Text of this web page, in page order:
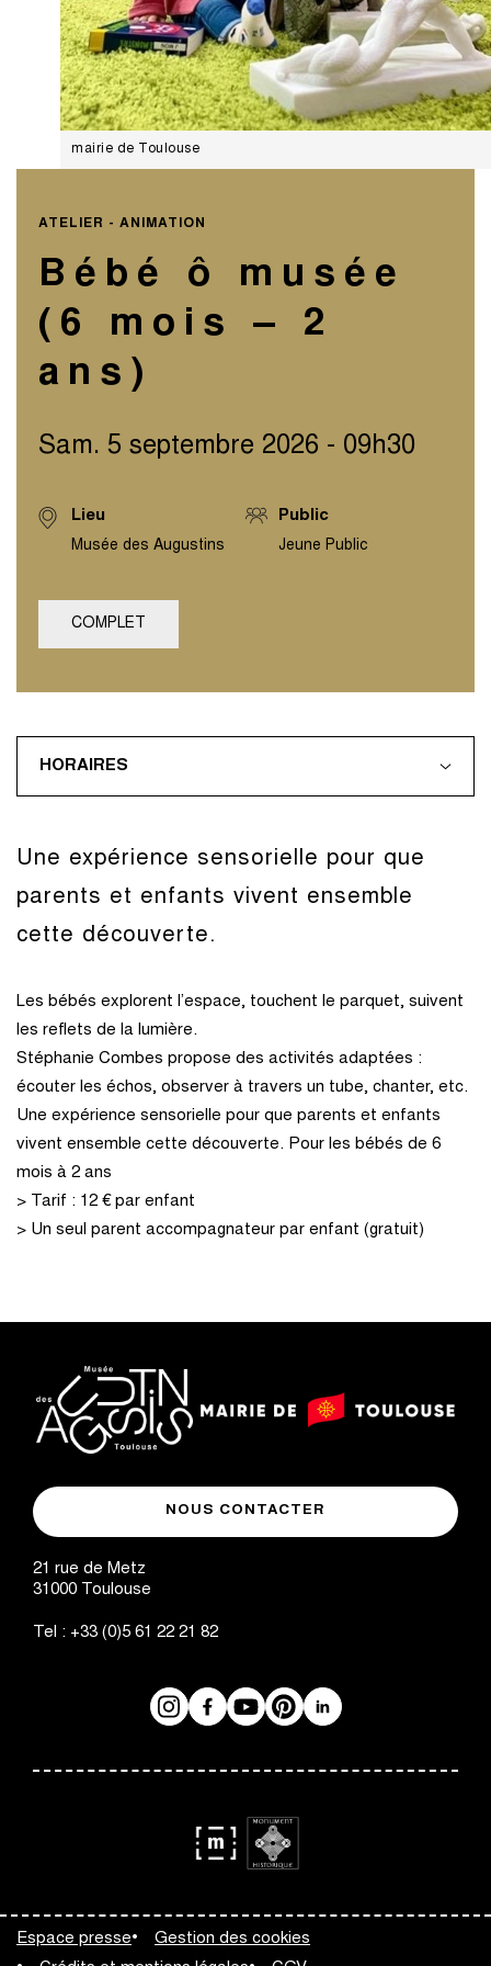
mairie de Toulouse
Bébé ô musée
(6 mois – 2
ans)
ATELIER - ANIMATION
Sam. 5 septembre 2026 - 09h30
Lieu
Musée des Augustins
Public
Jeune Public
COMPLET
HORAIRES
Une expérience sensorielle pour que
parents et enfants vivent ensemble
cette découverte.
Les bébés explorent l’espace, touchent le parquet, suivent
les reflets de la lumière.
Stéphanie Combes propose des activités adaptées :
écouter les échos, observer à travers un tube, chanter, etc.
Une expérience sensorielle pour que parents et enfants
vivent ensemble cette découverte. Pour les bébés de 6
mois à 2 ans
> Tarif : 12 € par enfant
> Un seul parent accompagnateur par enfant (gratuit)
musée
des
de
NOUS CONTACTER
21 rue de Metz
31000 Toulouse
Tel : +33 (0)5 61 22 21 82
Réseaux
InstagramFacebookYouTubePinterestLinkedIn
Musée
de
Monument
Historique
Espace presse
Gestion des cookies